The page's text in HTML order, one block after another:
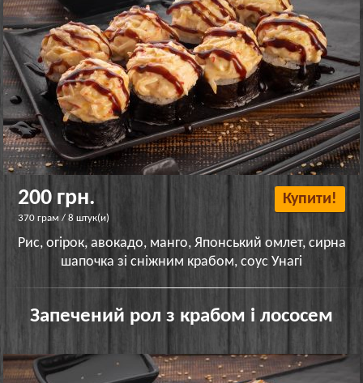
200 грн.
370 грам / 8 штук(и)
Купити!
Рис, огірок, авокадо, манго, Японський омлет, сирна
шапочка зі сніжним крабом, соус Унагі
Запечений рол з крабом і лососем